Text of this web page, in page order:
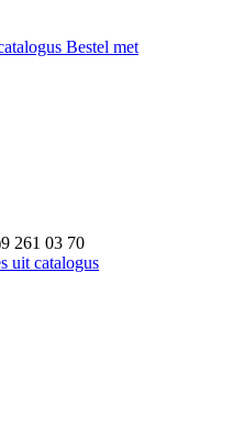
Bestel met
261 03 70
uit catalogus